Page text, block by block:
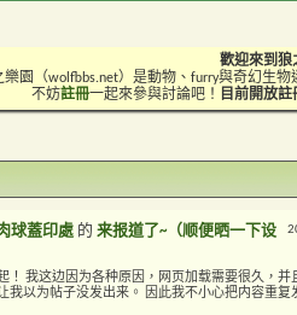
歡迎來到狼
樂園（wolfbbs.net）是動物、furry與奇幻生
不妨註冊一起來參與討論吧！ 目前開放
球蓋印處 的 来报道了~（顺便晒一下设
！ 我这边因为各种原因，网页加载需要很久，并
我以为帖子没发出来。 因此我不小心把内容重复